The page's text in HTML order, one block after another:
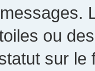
ou
sur